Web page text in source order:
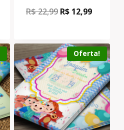
R$22,99 R$ 12,99
Oferta!